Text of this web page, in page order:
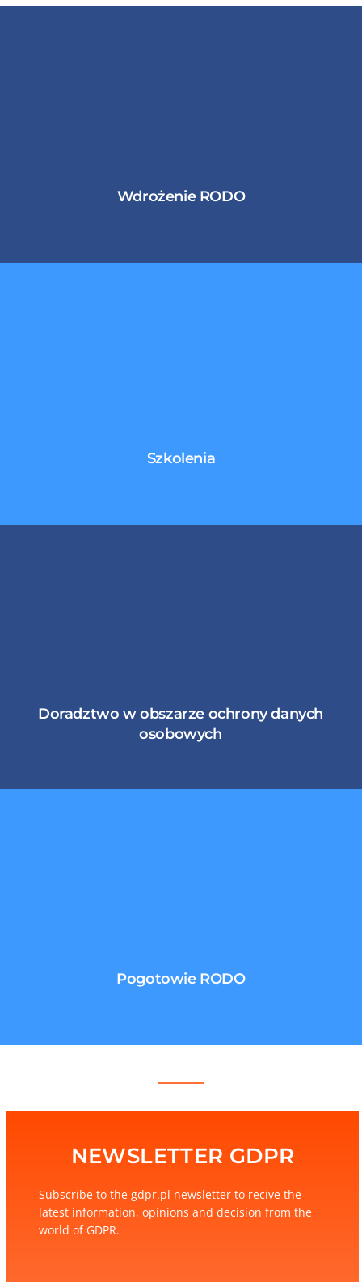
Wdrożenie RODO
Szkolenia
Doradztwo w obszarze ochrony danych
osobowych
Pogotowie RODO
NEWSLETTER GDPR
Subscribe to the gdpr.pl newsletter to recive the
latest information, opinions and decision from the
world of GDPR.